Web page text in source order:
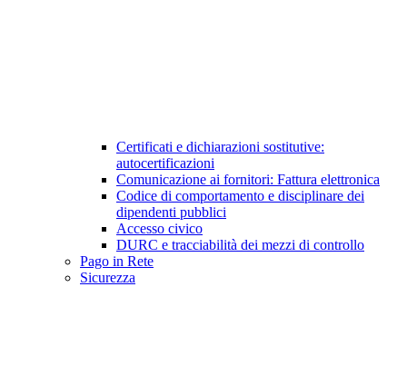
Certificati e dichiarazioni sostitutive:
autocertificazioni
Comunicazione ai fornitori: Fattura elettronica
Codice di comportamento e disciplinare dei
dipendenti pubblici
Accesso civico
DURC e tracciabilità dei mezzi di controllo
Pago in Rete
Sicurezza